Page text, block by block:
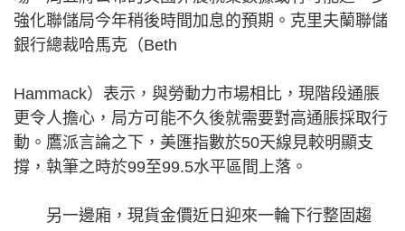
強化聯儲局今年稍後時間加息的預期。克里夫蘭聯儲
銀行總裁哈馬克（Beth
Hammack）表示，與勞動力市場相比，現階段通脹
更令人擔心，局方可能不久後就需要對高通脹採取行
動。鷹派言論之下，美匯指數於50天線見較明顯支
撐，執筆之時於99至99.5水平區間上落。
另一邊廂，現貨金價近日迎來一輪下行整固趨